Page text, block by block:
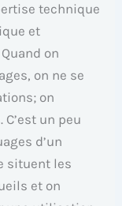
technique
et
on
on ne se
on
un peu
d’un
situent les
et on